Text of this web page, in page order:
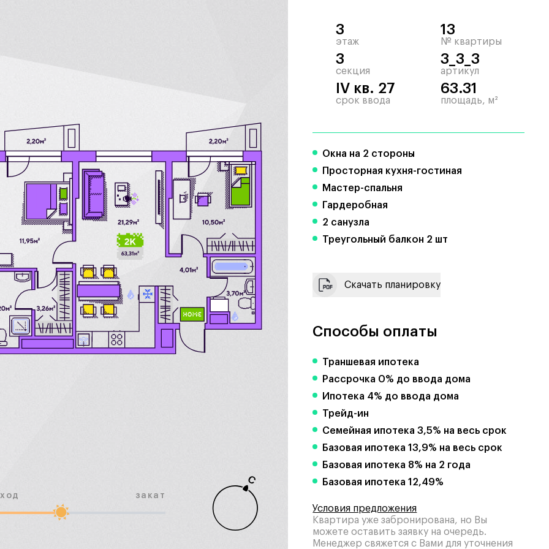
закат
С
3
этаж
3
секция
IV кв. 27
срок ввода
13
№ квартиры
3_3_3
артикул
63.31
площадь, м²
Окна на 2 стороны
Просторная кухня-гостиная
Мастер-спальня
Гардеробная
2 санузла
Треугольный балкон 2 шт
Скачать планировку
Способы оплаты
Траншевая ипотека
Рассрочка 0% до ввода дома
Ипотека 4% до ввода дома
Трейд-ин
Семейная ипотека 3,5% на весь срок
Базовая ипотека 13,9% на весь срок
Базовая ипотека 8% на 2 года
Базовая ипотека 12,49%
Условия предложения
Квартира уже забронирована, но Вы
можете оставить заявку на очередь.
Менеджер свяжется с Вами для уточнения